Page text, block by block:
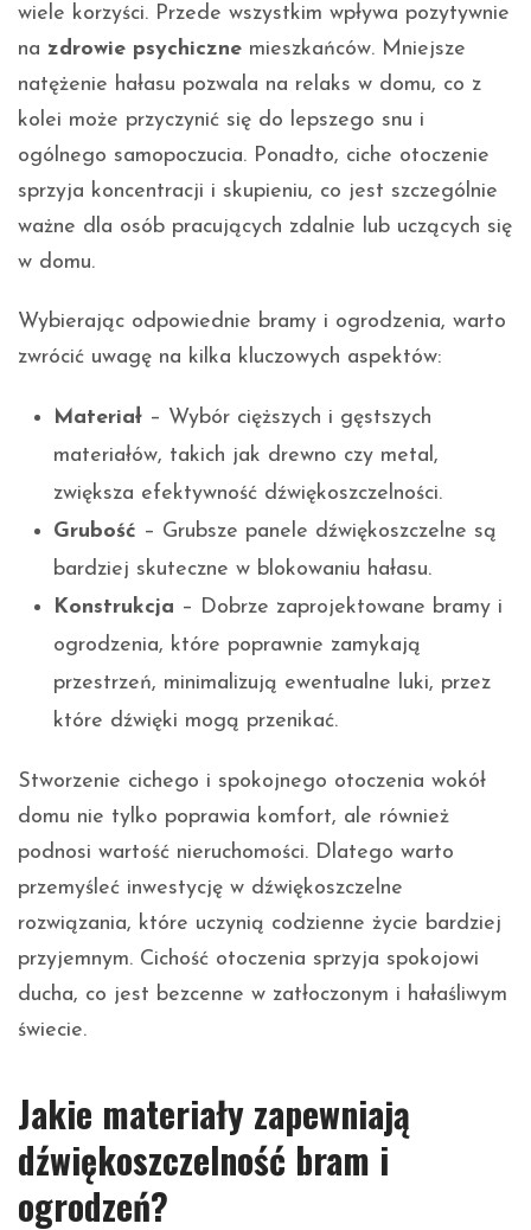
wiele korzyści. Przede wszystkim wpływa pozytywnie
na zdrowie psychiczne mieszkańców. Mniejsze
natężenie hałasu pozwala na relaks w domu, co z
kolei może przyczynić się do lepszego snu i
ogólnego samopoczucia. Ponadto, ciche otoczenie
sprzyja koncentracji i skupieniu, co jest szczególnie
ważne dla osób pracujących zdalnie lub uczących się
w domu.
Wybierając odpowiednie bramy i ogrodzenia, warto
zwrócić uwagę na kilka kluczowych aspektów:
Materiał – Wybór cięższych i gęstszych
materiałów, takich jak drewno czy metal,
zwiększa efektywność dźwiękoszczelności.
Grubość – Grubsze panele dźwiękoszczelne są
bardziej skuteczne w blokowaniu hałasu.
Konstrukcja – Dobrze zaprojektowane bramy i
ogrodzenia, które poprawnie zamykają
przestrzeń, minimalizują ewentualne luki, przez
które dźwięki mogą przenikać.
Stworzenie cichego i spokojnego otoczenia wokół
domu nie tylko poprawia komfort, ale również
podnosi wartość nieruchomości. Dlatego warto
przemyśleć inwestycję w dźwiękoszczelne
rozwiązania, które uczynią codzienne życie bardziej
przyjemnym. Cichość otoczenia sprzyja spokojowi
ducha, co jest bezcenne w zatłoczonym i hałaśliwym
świecie.
Jakie materiały zapewniają
dźwiękoszczelność bram i
ogrodzeń?